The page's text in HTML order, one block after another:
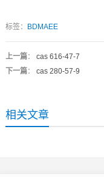
标签： BDMAEE
上一篇： cas 616-47-7
下一篇： cas 280-57-9
相关文章